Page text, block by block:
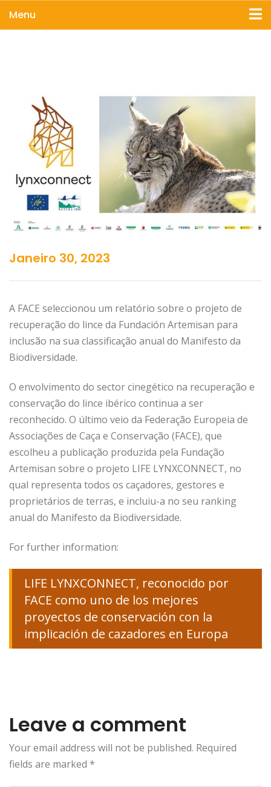
Menu
Janeiro 30, 2023
A FACE seleccionou um relatório sobre o projeto de
recuperação do lince da Fundación Artemisan para
inclusão na sua classificação anual do Manifesto da
Biodiversidade.
O envolvimento do sector cinegético na recuperação e
conservação do lince ibérico continua a ser
reconhecido. O último veio da Federação Europeia de
Associações de Caça e Conservação (FACE), que
escolheu a publicação produzida pela Fundação
Artemisan sobre o projeto LIFE LYNXCONNECT, no
qual representa todos os caçadores, gestores e
proprietários de terras, e incluiu-a no seu ranking
anual do Manifesto da Biodiversidade.
For further information:
LIFE LYNXCONNECT, reconocido por
FACE como uno de los mejores
proyectos de conservación con la
implicación de cazadores en Europa
Leave a comment
Your email address will not be published. Required
fields are marked *